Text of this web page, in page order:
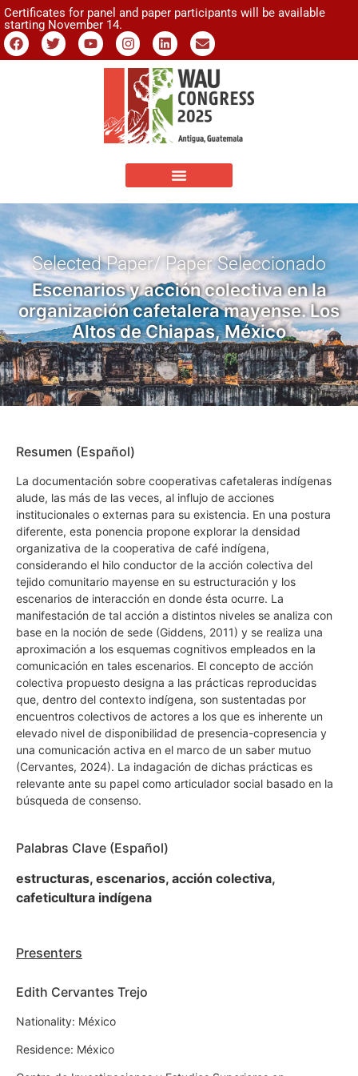
Certificates for panel and paper participants will be available
starting November 14.
Selected Paper/ Paper Seleccionado
Escenarios y acción colectiva en la
organización cafetalera mayense. Los
Altos de Chiapas, México
Resumen (Español)
La documentación sobre cooperativas cafetaleras indígenas
alude, las más de las veces, al influjo de acciones
institucionales o externas para su existencia. En una postura
diferente, esta ponencia propone explorar la densidad
organizativa de la cooperativa de café indígena,
considerando el hilo conductor de la acción colectiva del
tejido comunitario mayense en su estructuración y los
escenarios de interacción en donde ésta ocurre. La
manifestación de tal acción a distintos niveles se analiza con
base en la noción de sede (Giddens, 2011) y se realiza una
aproximación a los esquemas cognitivos empleados en la
comunicación en tales escenarios. El concepto de acción
colectiva propuesto designa a las prácticas reproducidas
que, dentro del contexto indígena, son sustentadas por
encuentros colectivos de actores a los que es inherente un
elevado nivel de disponibilidad de presencia-copresencia y
una comunicación activa en el marco de un saber mutuo
(Cervantes, 2024). La indagación de dichas prácticas es
relevante ante su papel como articulador social basado en la
búsqueda de consenso.
Palabras Clave (Español)
estructuras, escenarios, acción colectiva,
cafeticultura indígena
Presenters
Edith Cervantes Trejo
Nationality: México
Residence: México